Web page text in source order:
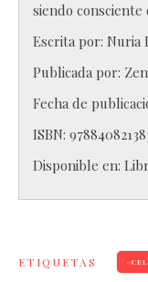
siendo consciente
Escrita por: Nuria
Publicada por:
Fecha de
ISBN:
Disponible en:
ETIQUETAS